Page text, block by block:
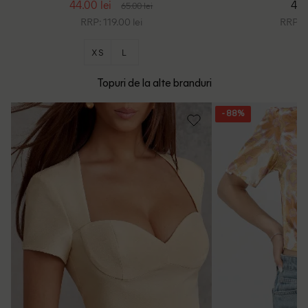
44.00 lei 65.00 lei
RRP: 119.00 lei
XS L
RRP:
Topuri de la alte branduri
- 88%